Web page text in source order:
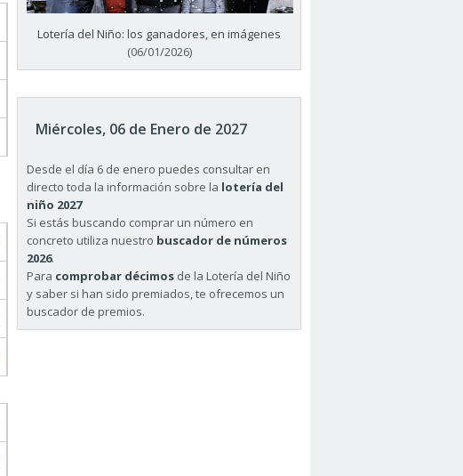
Lotería del Niño: los ganadores, en imágenes
(06/01/2026)
Miércoles, 06 de Enero de 2027
Desde el día 6 de enero puedes consultar en
directo toda la información sobre la lotería del
niño 2027
Si estás buscando comprar un número en
concreto utiliza nuestro buscador de números
2026.
Para comprobar décimos de la Lotería del Niño
y saber si han sido premiados, te ofrecemos un
buscador de premios.